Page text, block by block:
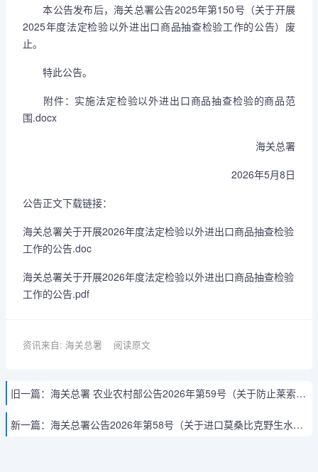
本公告发布后，海关总署公告2025年第150号（关于开展
2025年度法定检验以外进出口商品抽查检验工作的公告）废
止。
特此公告。
附件： 实施法定检验以外进出口商品抽查检验的商品范
围.docx
海关总署
2026年5月8日
公告正文下载链接：
海关总署关于开展2026年度法定检验以外进出口商品抽查检验
工作的公告.doc
海关总署关于开展2026年度法定检验以外进出口商品抽查检验
工作的公告.pdf
资讯来自: 海关总署 阅读原文
旧一篇： 海关总署 农业农村部公告2026年第59号（关于防止莱索托非洲马瘟传入我国的公告）
新一篇： 海关总署公告2026年第58号（关于进口莫桑比克野生水产品检验检疫要求的公告）